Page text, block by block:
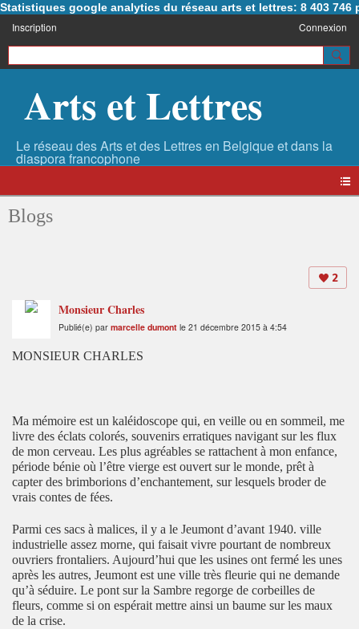
Statistiques google analytics du réseau arts et lettres: 8 403 746
Inscription Connexion
Arts et Lettres
Blogs
2
Monsieur Charles
Publié(e) par marcelle dumont le 21 décembre 2015 à 4:54
MONSIEUR CHARLES
Ma mémoire est un kaléidoscope qui, en veille ou en sommeil, me
livre des éclats colorés, souvenirs erratiques navigant sur les flux
de mon cerveau. Les plus agréables se rattachent à mon enfance,
période bénie où l’être vierge est ouvert sur le monde, prêt à
capter des brimborions d’enchantement, sur lesquels broder de
vrais contes de fées.
Parmi ces sacs à malices, il y a le Jeumont d’avant 1940. ville
industrielle assez morne, qui faisait vivre pourtant de nombreux
ouvriers frontaliers. Aujourd’hui que les usines ont fermé les unes
après les autres, Jeumont est une ville très fleurie qui ne demande
qu’à séduire. Le pont sur la Sambre regorge de corbeilles de
fleurs, comme si on espérait mettre ainsi un baume sur les maux
de la crise.